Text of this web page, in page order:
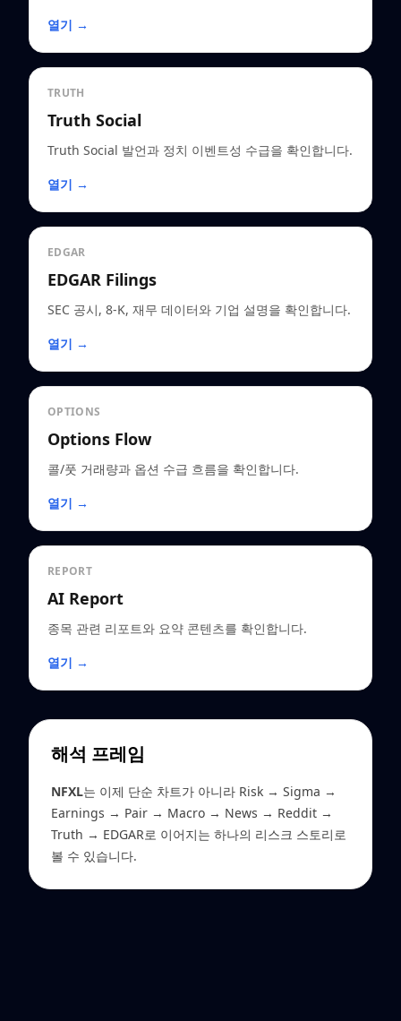
열기 →
TRUTH
Truth Social
Truth Social 발언과 정치 이벤트성 수급을 확인합니다.
열기 →
EDGAR
EDGAR Filings
SEC 공시, 8-K, 재무 데이터와 기업 설명을 확인합니다.
열기 →
OPTIONS
Options Flow
콜/풋 거래량과 옵션 수급 흐름을 확인합니다.
열기 →
REPORT
AI Report
종목 관련 리포트와 요약 콘텐츠를 확인합니다.
열기 →
해석 프레임
NFXL는 이제 단순 차트가 아니라 Risk → Sigma →
Earnings → Pair → Macro → News → Reddit →
Truth → EDGAR로 이어지는 하나의 리스크 스토리로
볼 수 있습니다.